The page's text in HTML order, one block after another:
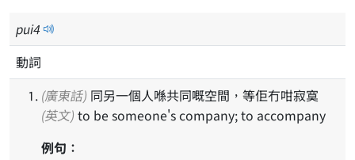
pui4
動詞
(廣東話) 同另一個人喺共同嘅空間，等佢冇咁寂寞
(英文) to be someone's company; to accompany
例句：